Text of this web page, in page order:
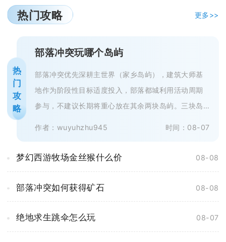
热门攻略 更多>>
热
门
攻
略
部落冲突玩哪个岛屿
部落冲突优先深耕主世界（家乡岛屿），建筑大师基
地作为阶段性目标适度投入，部落都城利用活动周期
参与，不建议长期将重心放在其余两块岛屿。三块岛
作者：wuyuhzhu945 时间：08-07
梦幻西游牧场金丝猴什么价 08-08
部落冲突如何获得矿石 08-08
绝地求生跳伞怎么玩 08-07